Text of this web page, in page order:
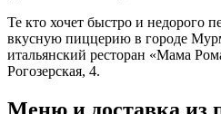
Те кто хочет быстро и недорого
вкусную пиццерию в городе
итальянский ресторан «Мама
Рогозерская, 4.
Меню и доставка из